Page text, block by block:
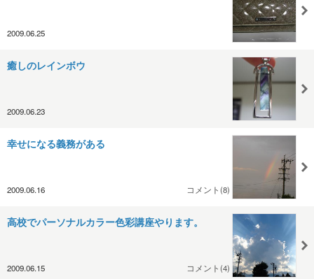
2009.06.25
癒しのレインボウ
2009.06.23
幸せになる義務がある
2009.06.16 コメント(8)
高校でパーソナルカラー色彩講座やります。
2009.06.15 コメント(4)